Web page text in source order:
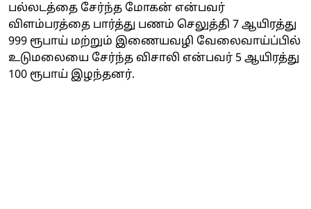
பல்லடத்தை சேர்ந்த மோகன் என்பவர்
விளம்பரத்தை பார்த்து பணம் செலுத்தி 7 ஆயிரத்து
999 ரூபாய் மற்றும் இணையவழி வேலைவாய்ப்பில்
உடுமலையை சேர்ந்த விசாலி என்பவர் 5 ஆயிரத்து
100 ரூபாய் இழந்தனர்.